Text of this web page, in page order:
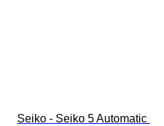
Seiko - Seiko 5 Automatic